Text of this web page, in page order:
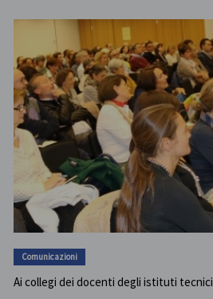
Comunicazioni
Ai collegi dei docenti degli istituti tecnici